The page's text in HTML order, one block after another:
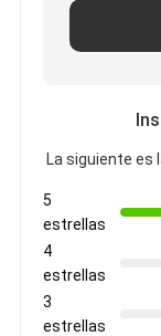
La siguiente es
5
estrellas
4
estrellas
3
estrellas